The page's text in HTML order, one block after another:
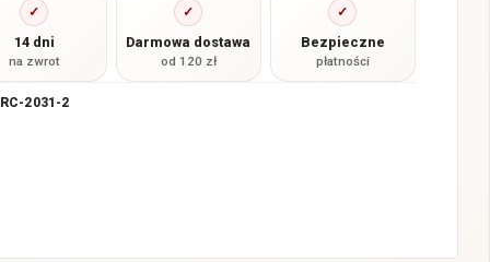
✓
14 dni
na zwrot
✓
Darmowa dostawa
od 120 zł
✓
Bezpieczne
płatności
2031-2